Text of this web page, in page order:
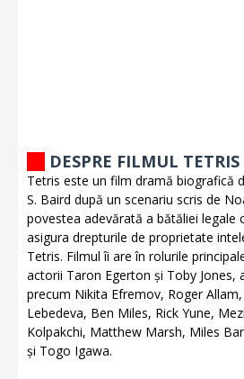
DESPRE FILMUL TETRIS
Tetris este un film dramă biografică
S. Baird după un scenariu scris de
povestea adevărată a bătăliei legale
asigura drepturile de proprietate
Tetris. Filmul îi are în rolurile
actorii Taron Egerton și Toby Jones,
precum Nikita Efremov, Roger
Lebedeva, Ben Miles, Rick Yune,
Kolpakchi, Matthew Marsh, Miles
și Togo Igawa.